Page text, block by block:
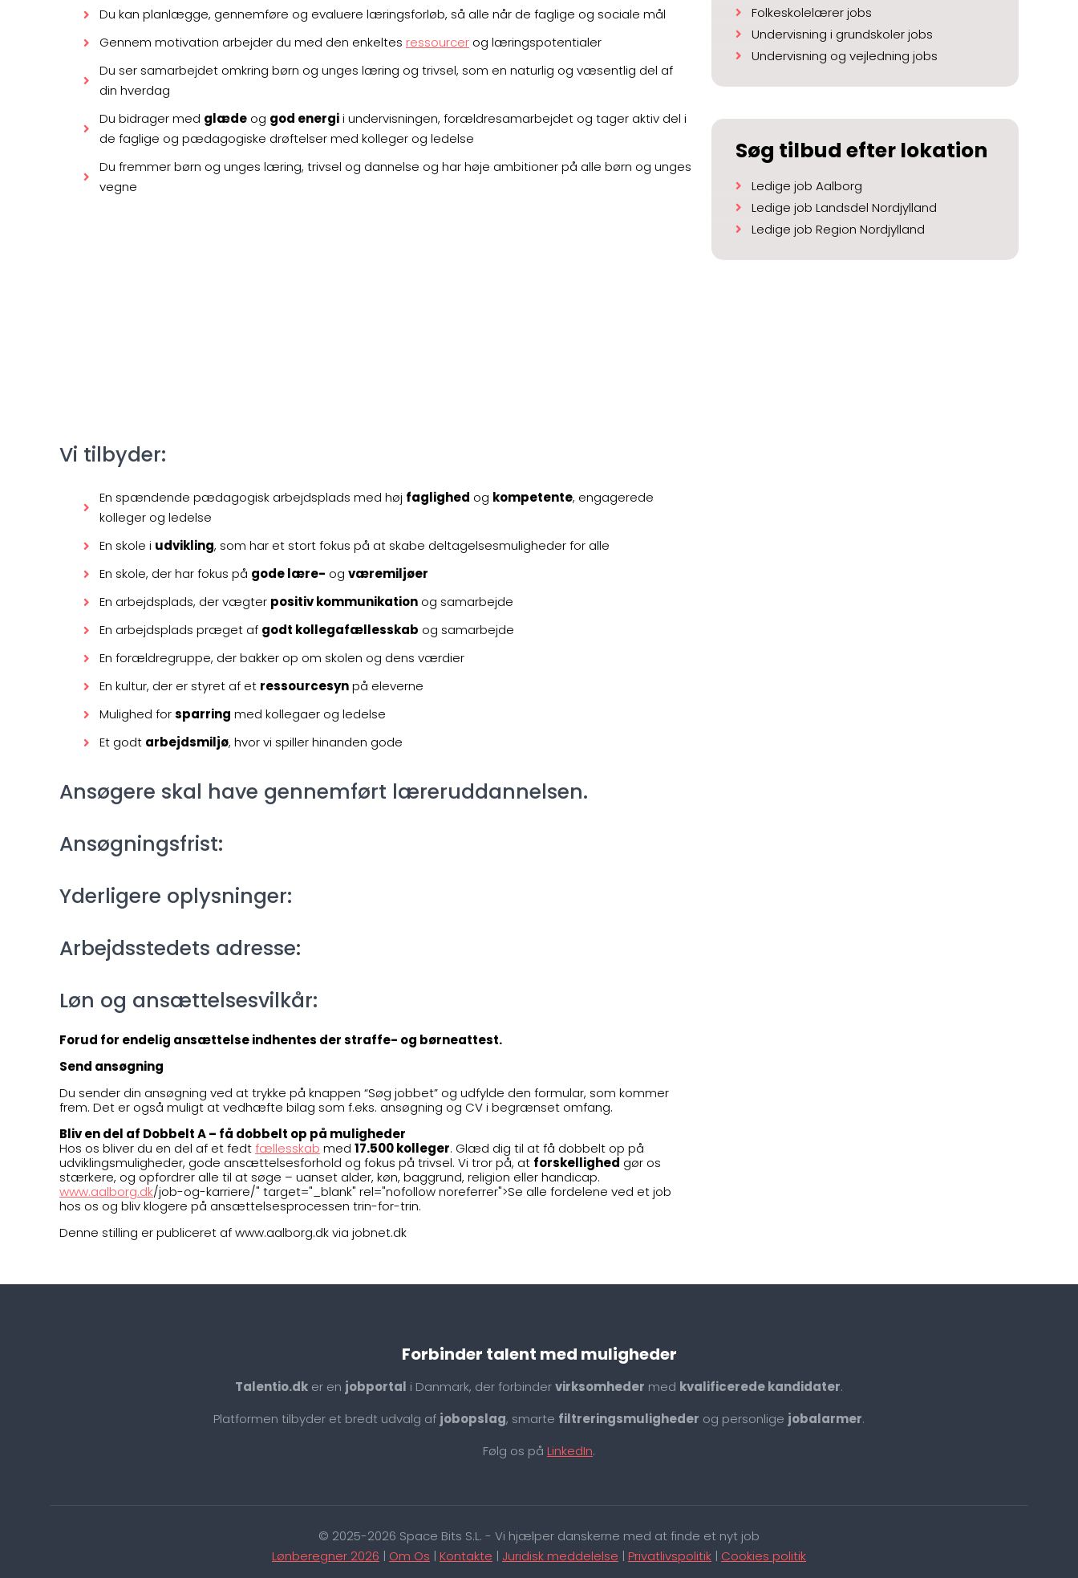
Du kan planlægge, gennemføre og evaluere læringsforløb, så alle når de faglige og sociale mål
Gennem motivation arbejder du med den enkeltes ressourcer og læringspotentialer
Du ser samarbejdet omkring børn og unges læring og trivsel, som en naturlig og væsentlig del af
din hverdag
Du bidrager med glæde og god energii undervisningen, forældresamarbejdet og tager aktiv del i
de faglige og pædagogiske drøftelser med kolleger og ledelse
Du fremmer børn og unges læring, trivsel og dannelse og har høje ambitioner på alle børn og unges
vegne
Vi tilbyder:
En spændende pædagogisk arbejdsplads med høj faglighed og kompetente, engagerede
kolleger og ledelse
En skole i udvikling, som har et stort fokus på at skabe deltagelsesmuligheder for alle
En skole, der har fokus på gode lære- og væremiljøer
En arbejdsplads, der vægter positiv kommunikation og samarbejde
En arbejdsplads præget af godt kollegafællesskab og samarbejde
En forældregruppe, der bakker op om skolen og dens værdier
En kultur, der er styret af et ressourcesynpå eleverne
Mulighed forsparring med kollegaer og ledelse
Et godt arbejdsmiljø, hvor vi spiller hinanden gode
Ansøgere skal have gennemført læreruddannelsen.
Ansøgningsfrist:
Yderligere oplysninger:
Arbejdsstedets adresse:
Løn og ansættelsesvilkår:
Forud for endelig ansættelse indhentes der straffe- og børneattest.
Send ansøgning
Du sender din ansøgning ved at trykke på knappen “Søg jobbet” og udfylde den formular, som kommer
frem. Det er også muligt at vedhæfte bilag som f.eks. ansøgning og CV i begrænset omfang.
Bliv en del af Dobbelt A – få dobbelt op på muligheder
Hos os bliver du en del af et fedtfællesskab med 17.500 kolleger. Glæd dig til at få dobbelt op på
udviklingsmuligheder, gode ansættelsesforhold og fokus på trivsel. Vi tror på, at forskellighed gør os
stærkere, og opfordrer alle til at søge – uanset alder, køn, baggrund, religion eller handicap.
www.aalborg.dk/job-og-karriere/" target="_blank" rel="nofollow noreferrer">Se alle fordelene ved et job
hos os og bliv klogere på ansættelsesprocessen trin-for-trin.
Denne stilling er publiceret af www.aalborg.dk via jobnet.dk
Folkeskolelærer jobs
Undervisning i grundskoler jobs
Undervisning og vejledning jobs
Søg tilbud efter lokation
Ledige job Aalborg
Ledige job Landsdel Nordjylland
Ledige job Region Nordjylland
Forbinder talent med muligheder
Talentio.dk er en jobportal i Danmark, der forbindervirksomheder med kvalificerede kandidater.
Platformen tilbyder et bredt udvalg af jobopslag, smarte filtreringsmuligheder og personlige jobalarmer.
Følg os på LinkedIn.
© 2025-2026 Space Bits S.L. - Vi hjælper danskerne med at finde et nyt job
Lønberegner 2026 | Om Os | Kontakte | Juridisk meddelelse | Privatlivspolitik | Cookies politik